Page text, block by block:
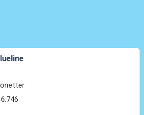
6.746